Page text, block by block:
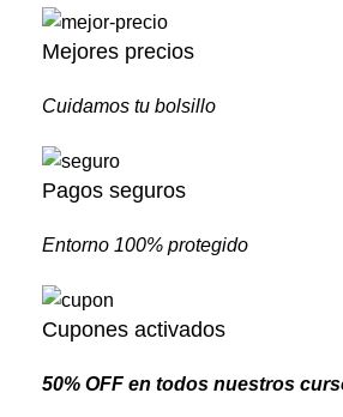
Mejores precios
Cuidamos tu bolsillo
Pagos seguros
Entorno 100% protegido
Cupones activados
50% OFF en todos nuestros